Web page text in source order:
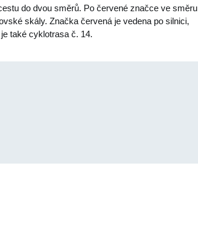
do dvou směrů. Po červené značce ve směru
skály. Značka červená je vedena po silnici,
také cyklotrasa č. 14.